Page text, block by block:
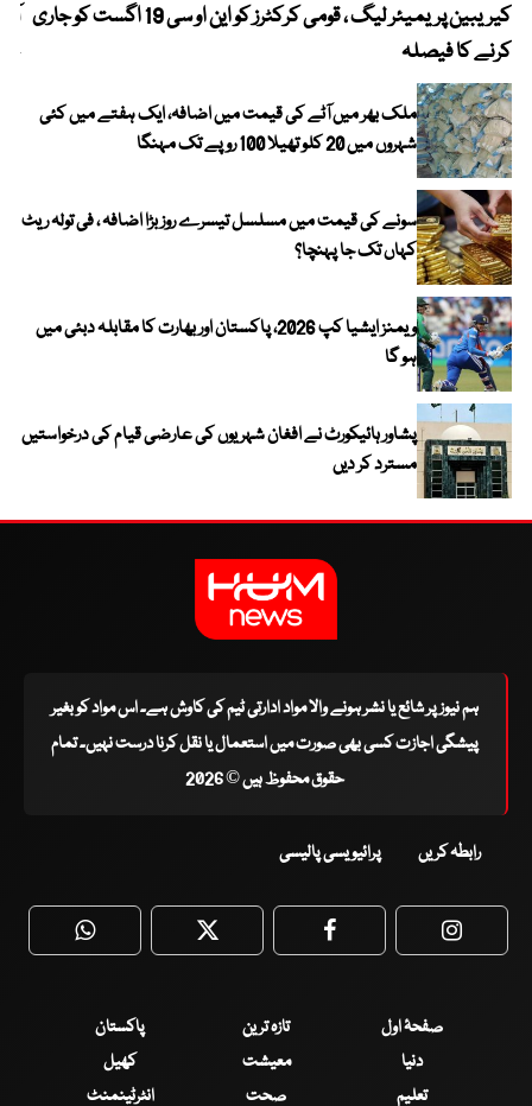
کیریبین پریمیئر لیگ ، قومی کرکٹرز کو این او سی 19 اگست کو جاری
کرنے کا فیصلہ
ملک بھر میں آٹے کی قیمت میں اضافہ، ایک ہفتے میں کئی
شہروں میں 20 کلو تھیلا 100 روپے تک مہنگا
سونے کی قیمت میں مسلسل تیسرے روز بڑا اضافہ ، فی تولہ ریٹ
کہاں تک جا پہنچا؟
ویمنز ایشیا کپ 2026، پاکستان اور بھارت کا مقابلہ دبئی میں
ہو گا
پشاور ہائیکورٹ نے افغان شہریوں کی عارضی قیام کی درخواستیں
مسترد کر دیں
ہم نیوز پر شائع یا نشر ہونے والا مواد ادارتی ٹیم کی کاوش ہے۔ اس مواد کو بغیر
پیشگی اجازت کسی بھی صورت میں استعمال یا نقل کرنا درست نہیں۔ تمام
حقوق محفوظ ہیں © 2026
رابطہ کریں پرائیویسی پالیسی
WhatsApp Twitter Facebook
صفحۂ اول تازہ ترین
پاکستان
دنیا
معیشت
کھیل
تعلیم
صحت انٹرٹینمنٹ